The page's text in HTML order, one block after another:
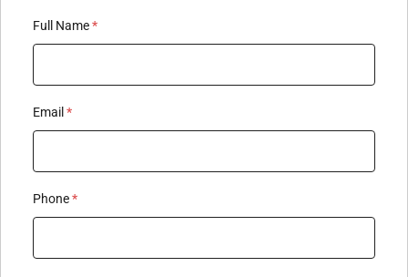
Full Name*
Email *
Phone*